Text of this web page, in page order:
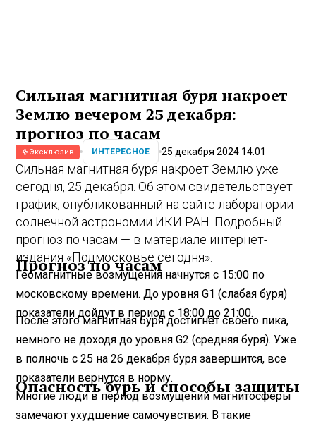
Сильная магнитная буря накроет
Землю вечером 25 декабря:
прогноз по часам
Эксклюзив ИНТЕРЕСНОЕ 25 декабря 2024 14:01
Сильная магнитная буря накроет Землю уже
сегодня, 25 декабря. Об этом свидетельствует
график, опубликованный на сайте лаборатории
солнечной астрономии ИКИ РАН. Подробный
прогноз по часам — в материале интернет-
издания «Подмосковье сегодня».
Прогноз по часам
Геомагнитные возмущения начнутся с 15:00 по
московскому времени. До уровня G1 (слабая буря)
показатели дойдут в период с 18:00 до 21:00.
После этого магнитная буря достигнет своего пика,
немного не доходя до уровня G2 (средняя буря). Уже
в полночь с 25 на 26 декабря буря завершится, все
показатели вернутся в норму.
Опасность бурь и способы защиты
Многие люди в период возмущений магнитосферы
замечают ухудшение самочувствия. В такие